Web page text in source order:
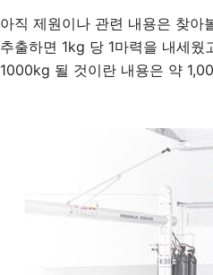
아직 제원이나 관련 내용은 찾아
추출하면 1kg 당 1마력을 내세
1000kg 될 것이란 내용은 약